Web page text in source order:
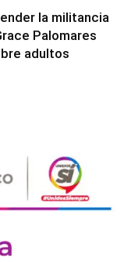
la militancia
Palomares
adultos